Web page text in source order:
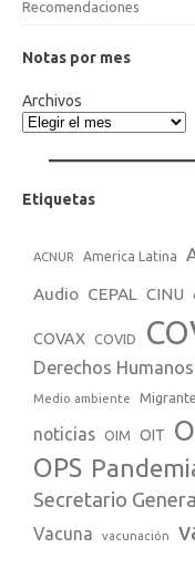
Recomendaciones
Notas por mes
Archivos
Etiquetas
ACNUR America Latina
Audio CEPAL CINU
COVAX COVID
Derechos Humanos
Medio ambiente
noticias OIM OIT
OPS
Secretario
Vacuna vacunación